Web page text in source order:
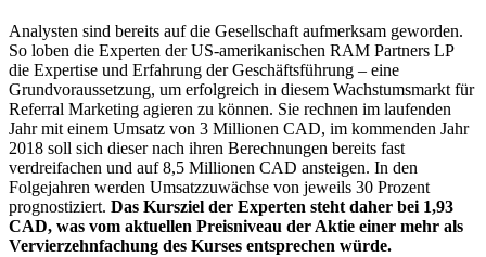
Analysten sind bereits auf die Gesellschaft aufmerksam geworden.
So loben die Experten der US-amerikanischen RAM Partners LP
die Expertise und Erfahrung der Geschäftsführung – eine
Grundvoraussetzung, um erfolgreich in diesem Wachstumsmarkt für
Referral Marketing agieren zu können. Sie rechnen im laufenden
Jahr mit einem Umsatz von 3 Millionen CAD, im kommenden Jahr
2018 soll sich dieser nach ihren Berechnungen bereits fast
verdreifachen und auf 8,5 Millionen CAD ansteigen. In den
Folgejahren werden Umsatzzuwächse von jeweils 30 Prozent
prognostiziert. Das Kursziel der Experten steht daher bei 1,93
CAD, was vom aktuellen Preisniveau der Aktie einer mehr als
Vervierzehnfachung des Kurses entsprechen würde.